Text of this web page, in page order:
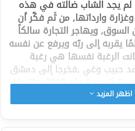
يجد الشاب ضالته في هذه
وارداتها, من ثَم فكّر أن
السوق, ويهاجر التجارة سالكاً
يقربه إلى ربّه ويرفع عن نفسه
الرغبة نفسها هي رغبة
حبيب وغي ,فخرجا إلى دمشق
عاصمة الجمهورية العربية السورية عام 2000, والتحقا
الحسني – محدّث الشام
الثانوية.
تلقى الشاب العلم على يد
اظهر المزيد